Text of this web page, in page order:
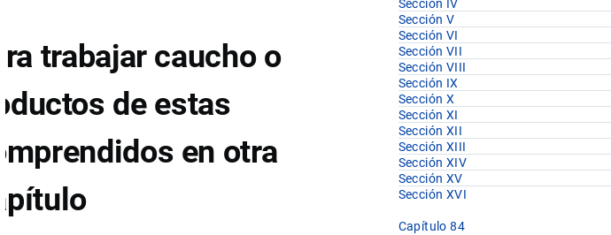
trabajar caucho o
de estas
en otra
Sección IV
Sección V
Sección VI
Sección VII
Sección VIII
Sección IX
Sección X
Sección XI
Sección XII
Sección XIII
Sección XIV
Sección XV
Sección XVI
Capítulo 84